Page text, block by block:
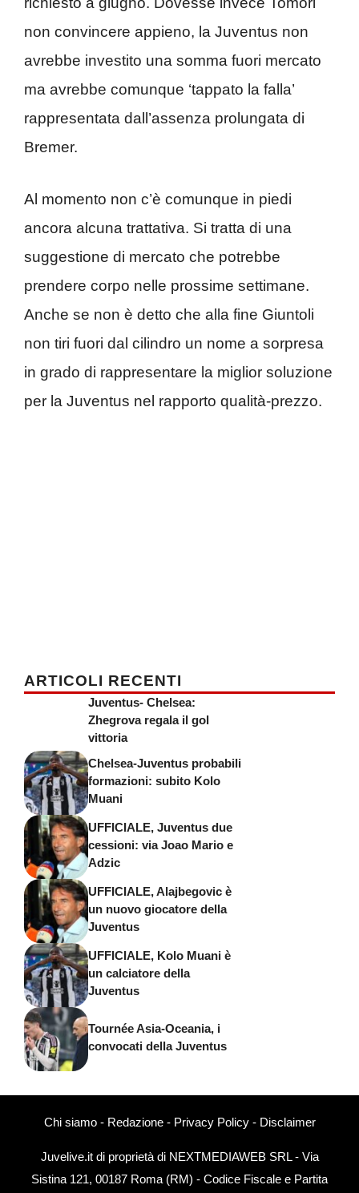
non convincere appieno, la Juventus non
avrebbe investito una somma fuori mercato
ma avrebbe comunque ‘tappato la falla’
rappresentata dall’assenza prolungata di
Bremer.
Al momento non c’è comunque in piedi
ancora alcuna trattativa. Si tratta di una
suggestione di mercato che potrebbe
prendere corpo nelle prossime settimane.
Anche se non è detto che alla fine Giuntoli
non tiri fuori dal cilindro un nome a sorpresa
in grado di rappresentare la miglior soluzione
per la Juventus nel rapporto qualità-prezzo.
ARTICOLI RECENTI
Juventus- Chelsea:
Zhegrova regala il gol
vittoria
Chelsea-Juventus probabili
formazioni: subito Kolo
Muani
UFFICIALE, Juventus due
cessioni: via Joao Mario e
Adzic
UFFICIALE, Alajbegovic è
un nuovo giocatore della
Juventus
UFFICIALE, Kolo Muani è
un calciatore della
Juventus
Tournée Asia-Oceania, i
convocati della Juventus
Chi siamo- Redazione- Privacy Policy- Disclaimer
Juvelive.it di proprietà di NEXTMEDIAWEB SRL - Via
Sistina 121, 00187 Roma (RM) - Codice Fiscale e Partita